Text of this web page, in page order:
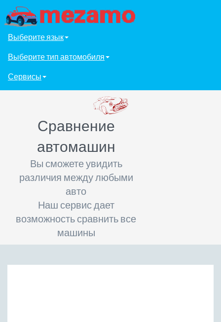
Выберите язык
Выберите тип автомобиля
Сервисы
Сравнение
автомашин
Вы сможете увидить
различия между любыми
авто
Наш сервис дает
возможность сравнить все
машины